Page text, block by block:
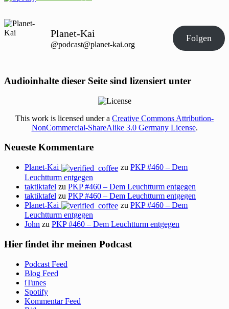
Planet-Kai
@podcast@planet-kai.org
Folgen
Audioinhalte dieser Seite sind lizensiert unter
This work is licensed under a Creative Commons Attribution-
NonCommercial-ShareAlike 3.0 Germany License.
Neueste Kommentare
Planet-Kai zuPKP #460 – Dem
Leuchtturm entgegen
taktiktafel zu PKP #460 – Dem Leuchtturm entgegen
taktiktafel zu PKP #460 – Dem Leuchtturm entgegen
Planet-Kai
zuPKP #460 – Dem
Leuchtturm entgegen
John zu PKP #460 – Dem Leuchtturm entgegen
Hier findet ihr meinen Podcast
Podcast Feed
Blog Feed
iTunes
Spotify
Kommentar Feed